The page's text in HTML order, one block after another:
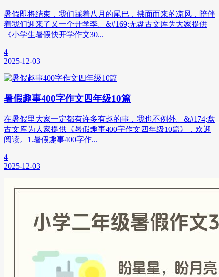
暑假即将结束，我们踩着八月的尾巴，拂面而来的凉风，陪伴
着我们迎来了又一个开学季。&#169;无盘古文库为大家提供
《小学生暑假快开学作文30...
4
2025-12-03
暑假趣事400字作文四年级10篇
在暑假里大家一定都有许多有趣的事，我也不例外。&#174;盘
古文库为大家提供《暑假趣事400字作文四年级10篇》，欢迎
阅读。1.暑假趣事400字作...
4
2025-12-03